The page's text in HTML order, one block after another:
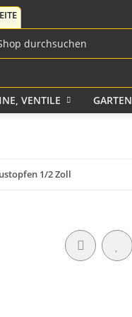
VENTILE GARTEN
1/2 Zoll